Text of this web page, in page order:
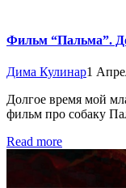
Фильм “Пальма”.
Дима Кулинар1
Долгое время мой
фильм про собаку
Read more